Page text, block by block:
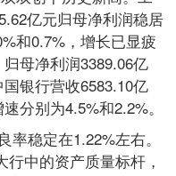
亿元归母净利润稳居
和0.7%，增长已显疲
母净利润3389.06亿
银行营收6583.10亿
分别为4.5%和2.2%。
稳定在1.22%左右。
中的资产质量标杆，